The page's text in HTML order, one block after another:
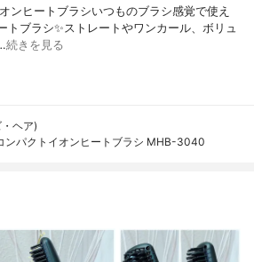
ンヒートブラシいつものブラシ感覚で使え
トブラシ✨ストレートやワンカール、ボリュ
続きを見る
ヘア)
ンパクトイオンヒートブラシ MHB-3040